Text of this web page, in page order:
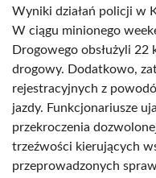
Wyniki działań policji w
W ciągu minionego
Drogowego obsłużyli 22
drogowy. Dodatkowo,
rejestracyjnych z
jazdy. Funkcjonariusze
przekroczenia
trzeźwości kierujących
przeprowadzonych